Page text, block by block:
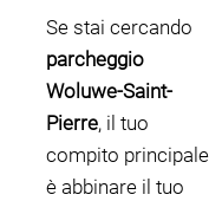
Se stai cercando
parcheggio
Woluwe-Saint-
Pierre, il tuo
compito principale
è abbinare il tuo